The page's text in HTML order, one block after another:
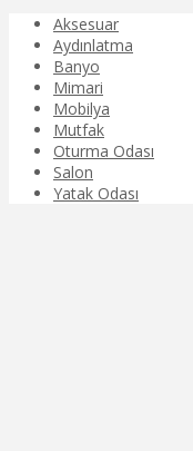
Aksesuar
Aydınlatma
Banyo
Mimari
Mobilya
Mutfak
Oturma Odası
Salon
Yatak Odası